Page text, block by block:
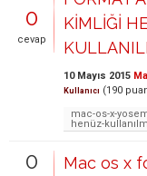
0
cevap
KİMLİĞİ
10 Mayıs 2015
Kullanıcı (190
mac-os-x-
henüz-
0
Mac os x